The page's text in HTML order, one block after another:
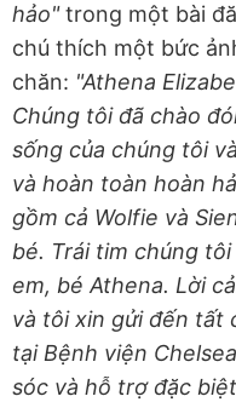
hảo"trong một bài
chú thích một bức
chăn: "Athena
Chúng tôi đã chào
sống của chúng tôi
và hoàn toàn hoàn
gồm cả Wolfie và
bé. Trái tim chúng
em, bé Athena. Lời
và tôi xin gửi đến tất
tại Bệnh viện
sóc và hỗ trợ đặc